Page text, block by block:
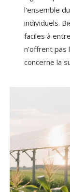
l'ensemble
individuels.
faciles à
n'offrent pas
concerne la